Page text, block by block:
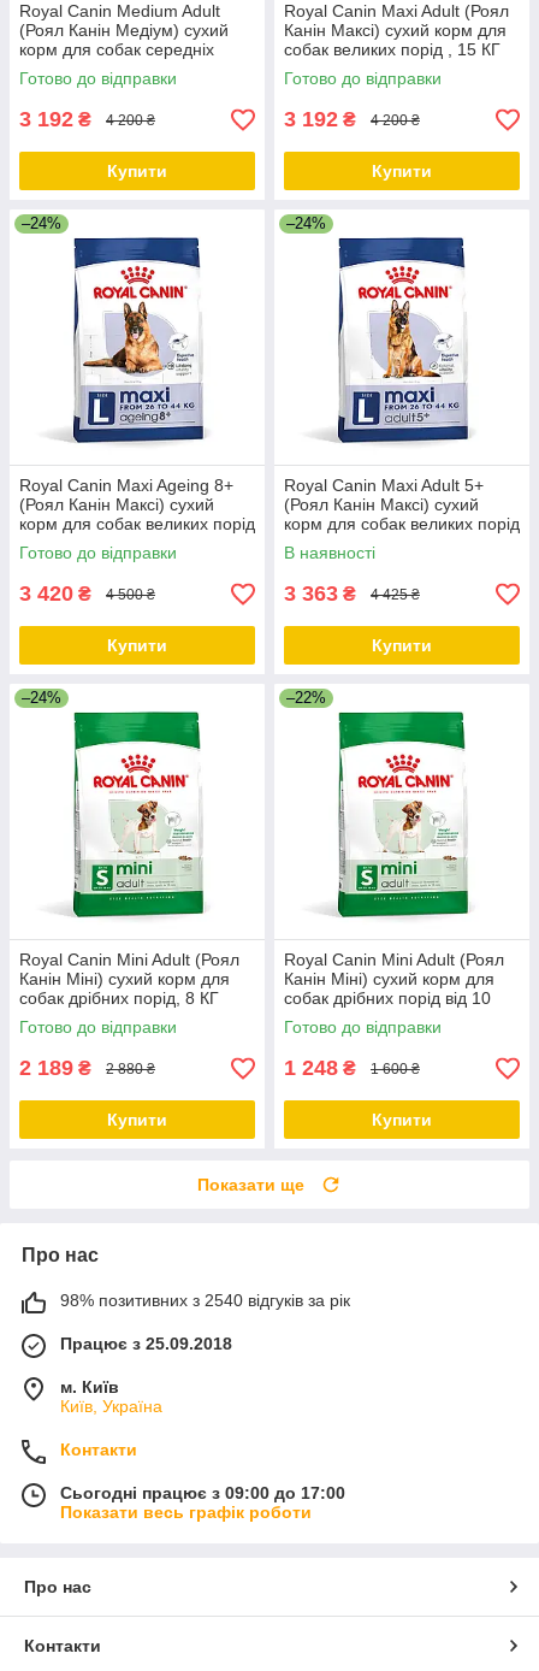
Royal Canin Medium Adult
(Роял Канін Медіум) сухий
корм для собак середніх
порід від 12 місяців, 15 КГ
Готово до відправки
3 192 ₴ 4 200 ₴
Купити
Royal Canin Maxi Adult (Роял
Канін Максі) сухий корм для
собак великих порід , 15 КГ
Готово до відправки
3 192 ₴ 4 200 ₴
Купити
–24%
Royal Canin Maxi Ageing 8+
(Роял Канін Максі) сухий
корм для собак великих порід
від 8 років, 15 КГ
Готово до відправки
3 420 ₴ 4 500 ₴
Купити
–24%
Royal Canin Maxi Adult 5+
(Роял Канін Максі) сухий
корм для собак великих порід
від 5 років, 15 КГ
В наявності
3 363 ₴ 4 425 ₴
Купити
–24%
Royal Canin Mini Adult (Роял
Канін Міні) сухий корм для
собак дрібних порід, 8 КГ
Готово до відправки
2 189 ₴ 2 880 ₴
Купити
–22%
Royal Canin Mini Adult (Роял
Канін Міні) сухий корм для
собак дрібних порід від 10
місяців, 4КГ
Готово до відправки
1 248 ₴ 1 600 ₴
Купити
Показати ще
Про нас
98% позитивних з 2540 відгуків за рік
Працює з 25.09.2018
м. Київ
Київ, Україна
Контакти
Сьогодні працює з 09:00 до 17:00
Показати весь графік роботи
Про нас
Контакти